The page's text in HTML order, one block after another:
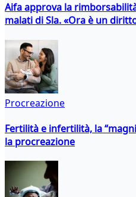
Aifa approva la
malati di Sla. «Ora è un
Procreazione
Fertilità e infertilità, la
la procreazione